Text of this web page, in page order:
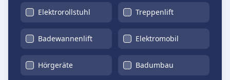
Elektrorollstuhl
Treppenlift
Badewannenlift Elektromobil
Hörgeräte Badumbau